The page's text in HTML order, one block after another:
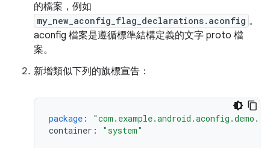
的檔案，例如
my_new_aconfig_flag_declarations.aconfig 。
aconfig 檔案是遵循標準結構定義的文字 proto 檔
案。
新增類似下列的旗標宣告：
package :
container : "system"